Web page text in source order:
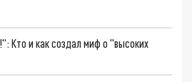
Кто и как создал миф о "высоких